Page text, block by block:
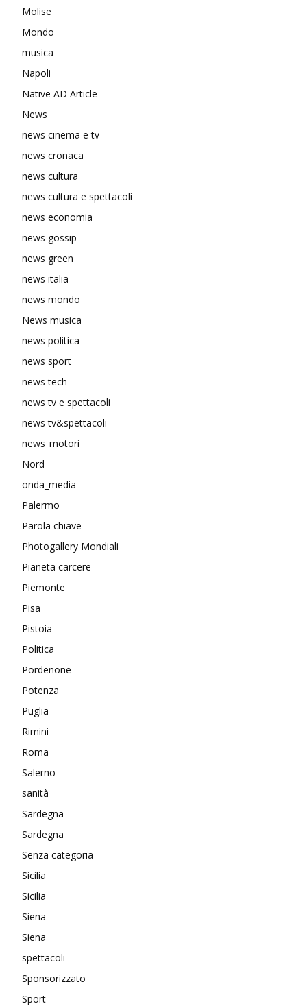
Molise
Mondo
musica
Napoli
Native AD Article
News
news cinema e tv
news cronaca
news cultura
news cultura e spettacoli
news economia
news gossip
news green
news italia
news mondo
News musica
news politica
news sport
news tech
news tv e spettacoli
news tv&spettacoli
news_motori
Nord
onda_media
Palermo
Parola chiave
Photogallery Mondiali
Pianeta carcere
Piemonte
Pisa
Pistoia
Politica
Pordenone
Potenza
Puglia
Rimini
Roma
Salerno
sanità
Sardegna
Sardegna
Senza categoria
Sicilia
Sicilia
Siena
Siena
spettacoli
Sponsorizzato
Sport